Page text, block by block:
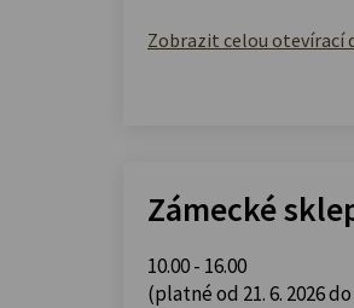
Zobrazit celou otevírací
Zámecké
10.00 - 16.00
(platné od 21. 6. 2026 do